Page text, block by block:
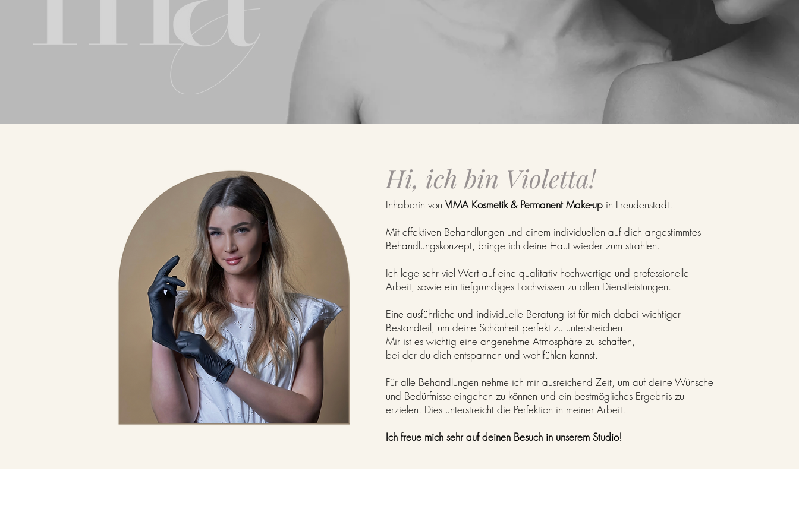
Inhaberin von VIMA Kosmetik & Permanent Make-up in Freudenstadt.
Mit effektiven Behandlungen und einem individuellen auf dich angestimmtes
Behandlungskonzept, bringe ich deine Haut wieder zum strahlen.
Ich lege sehr viel Wert auf eine qualitativ hochwertige und professionelle
Arbeit, sowie ein tiefgründiges Fachwissen zu allen Dienstleistungen.
Eine ausführliche und individuelle Beratung ist für mich dabei wichtiger
Bestandteil, um deine Schönheit perfekt zu unterstreichen.
Mir ist es wichtig eine angenehme Atmosphäre zu schaffen,
bei der du dich entspannen und wohlfühlen kannst.
Für alle Behandlungen nehme ich mir ausreichend Zeit, um auf deine Wünsche
und Bedürfnisse eingehen zu können und ein bestmögliches Ergebnis zu
erzielen. Dies unterstreicht die Perfektion in meiner Arbeit.
Ich freue mich sehr auf deinen Besuch in unserem Studio!
Hi, ich bin Violetta!